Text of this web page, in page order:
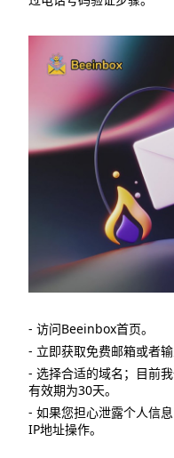
- 访问Beeinbox首页。
- 立即获取免费邮箱或者
- 选择合适的域名；目前
有效期为30天。
- 如果您担心泄露个人信
IP地址操作。